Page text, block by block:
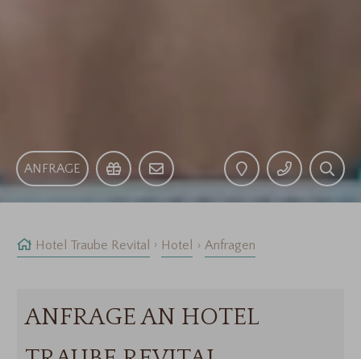
ANFRAGE
Hotel Traube Revital Hotel Anfragen
ANFRAGE AN HOTEL